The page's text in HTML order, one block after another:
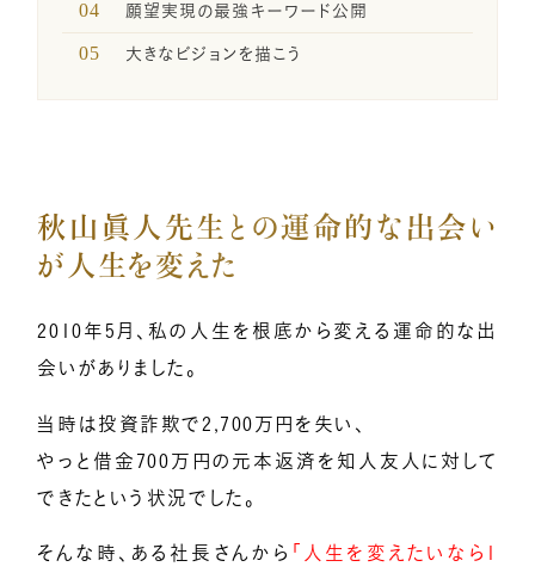
SNSのご案内
引き寄せレポート
マスターコーチ認定者一覧
願望実現の最強キーワード公開
大きなビジョンを描こう
秋山眞人先生との運命的な出会い
が人生を変えた
2010年5月、私の人生を根底から変える運命的な出
会いがありました。
当時は投資詐欺で2,700万円を失い、
やっと借金700万円の元本返済を知人友人に対して
できたという状況でした。
そんな時、ある社長さんから 「人生を変えたいなら1